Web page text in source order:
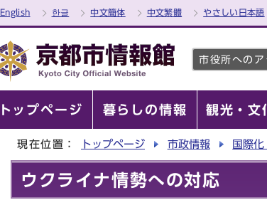
English 한글 中文簡体 中文繁體 やさしい日本語
市役所へのア
トップページ 暮らしの情報 観光・文
現在位置： トップページ 市政情報 国際
ウクライナ情勢への対応